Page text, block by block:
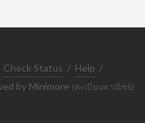
Check Status / Help /
by Minimore (ทะเบียนพาณิชย์)